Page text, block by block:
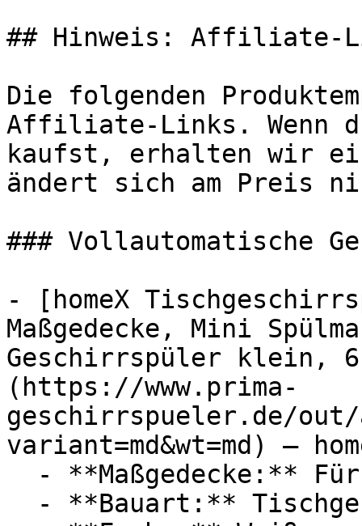
## Hinweis: Affiliate-
Die folgenden
Affiliate-Links. Wenn
kaufst, erhalten wir
ändert sich am Preis
### Vollautomatische
- [homeX
Maßgedecke, Mini
Geschirrspüler klein, 6
(https://www.prima-
geschirrspueler.de/out/
variant=md&wt=md) —